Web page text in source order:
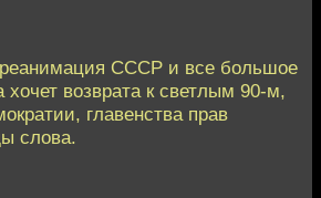
СССР и все большое
хочет возврата к светлым 90-м,
главенства прав
слова.